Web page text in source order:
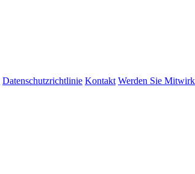
Datenschutzrichtlinie Kontakt Werden Sie